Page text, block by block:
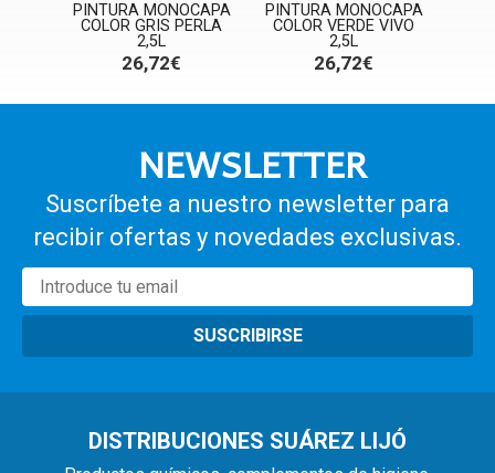
PINTURA MONOCAPA
COLOR GRIS PERLA
2,5L
26,72€
PINTURA MONOCAPA
COLOR VERDE VIVO
2,5L
26,72€
NEWSLETTER
Suscríbete a nuestro newsletter para
recibir ofertas y novedades exclusivas.
SUSCRIBIRSE
DISTRIBUCIONES SUÁREZ LIJÓ